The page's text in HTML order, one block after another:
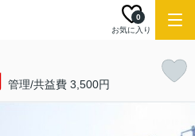
お気に入り
0
管理/共益費 3,500円